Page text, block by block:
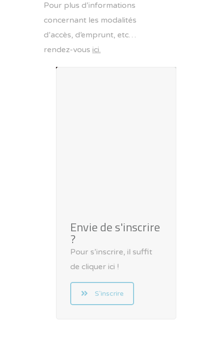
Pour plus d’informations
concernant les modalités
d’accès, d’emprunt, etc…
rendez-vous ici.
Envie de s'inscrire
?
Pour s’inscrire, il suffit
de cliquer ici !
S'inscrire